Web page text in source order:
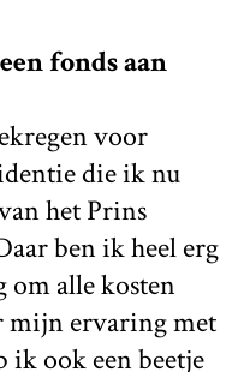
fonds aan
voor
die ik nu
het Prins
ben ik heel erg
om alle kosten
mijn ervaring met
ik ook een beetje